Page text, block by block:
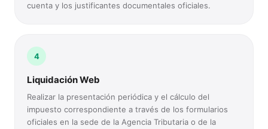
cuenta y los justificantes documentales oficiales.
4
Liquidación Web
Realizar la presentación periódica y el cálculo del
impuesto correspondiente a través de los formularios
oficiales en la sede de la Agencia Tributaria o de la